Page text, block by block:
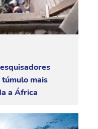
mais
a África